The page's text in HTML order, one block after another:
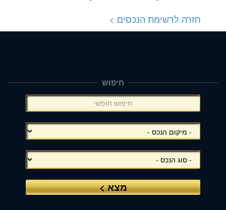
חזרה לרשימת הנכסים >
תפריט
באפשרותך
ללחוץ
חיפוש